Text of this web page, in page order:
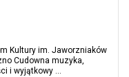
Kultury im. Jaworzniaków
Cudowna muzyka,
i wyjątkowy ...